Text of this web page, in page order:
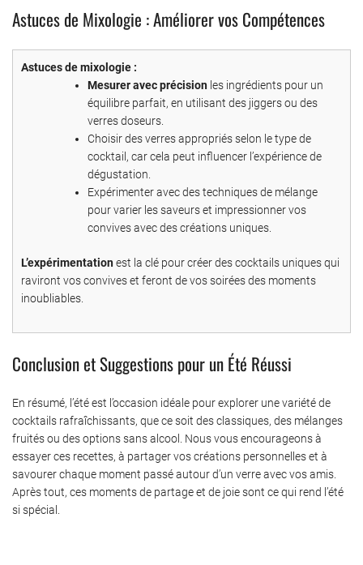
Astuces de Mixologie : Améliorer vos Compétences
Astuces de mixologie :
Mesurer avec précision les ingrédients pour un
équilibre parfait, en utilisant des jiggers ou des
verres doseurs.
Choisir des verres appropriés selon le type de
cocktail, car cela peut influencer l’expérience de
dégustation.
Expérimenter avec des techniques de mélange
pour varier les saveurs et impressionner vos
convives avec des créations uniques.
L’expérimentationest la clé pour créer des cocktails uniques qui
raviront vos convives et feront de vos soirées des moments
inoubliables.
Conclusion et Suggestions pour un Été Réussi
En résumé, l’été est l’occasion idéale pour explorer une variété de
cocktails rafraîchissants, que ce soit des classiques, des mélanges
fruités ou des options sans alcool. Nous vous encourageons à
essayer ces recettes, à partager vos créations personnelles et à
savourer chaque moment passé autour d’un verre avec vos amis.
Après tout, ces moments de partage et de joie sont ce qui rend l’été
si spécial.